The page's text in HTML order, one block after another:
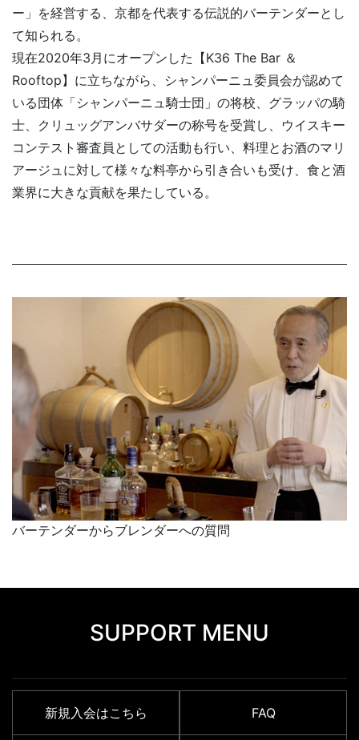
ー」を経営する、京都を代表する伝説的バーテンダーとし
て知られる。
現在2020年3月にオープンした【K36 The Bar ＆
Rooftop】に立ちながら、シャンパーニュ委員会が認めて
いる団体「シャンパーニュ騎士団」の将校、グラッパの騎
士、クリュッグアンバサダーの称号を受賞し、ウイスキー
コンテスト審査員としての活動も行い、料理とお酒のマリ
アージュに対して様々な料亭から引き合いも受け、食と酒
業界に大きな貢献を果たしている。
バーテンダーからブレンダーへの質問
SUPPORT MENU
新規入会はこちら FAQ